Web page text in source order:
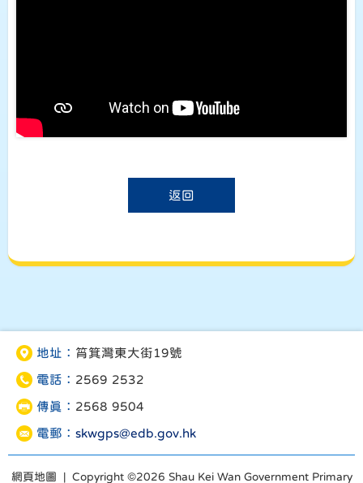
返回
地址： 筲箕灣東大街19號
電話： 2569 2532
傳真： 2568 9504
電郵： skwgps@edb.gov.hk
網頁地圖 | Copyright ©2026 Shau Kei Wan Government Primary